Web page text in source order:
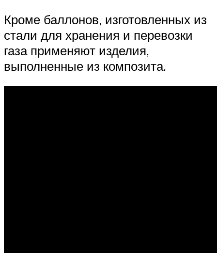
Кроме баллонов, изготовленных из
стали для хранения и перевозки
газа применяют изделия,
выполненные из композита.